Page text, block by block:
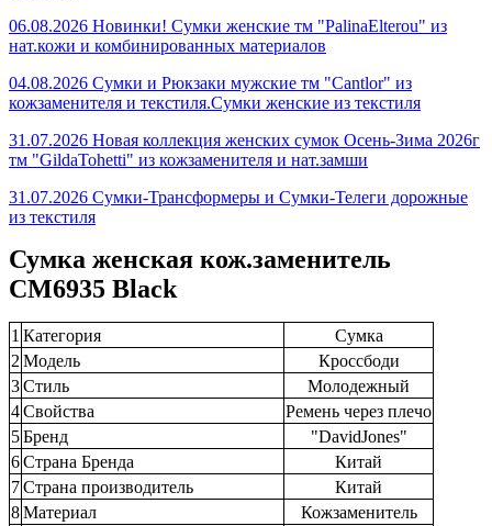
06.08.2026 Новинки! Сумки женские тм "PalinaElterou" из
нат.кожи и комбинированных материалов
04.08.2026 Сумки и Рюкзаки мужские тм "Cantlor" из
кожзаменителя и текстиля.Сумки женские из текстиля
31.07.2026 Новая коллекция женских сумок Осень-Зима 2026г
тм "GildaTohetti" из кожзаменителя и нат.замши
31.07.2026 Сумки-Трансформеры и Сумки-Телеги дорожные
из текстиля
Сумка женская кож.заменитель
CM6935 Black
1 Категория
Сумка
2 Модель
Кроссбоди
3Стиль
Молодежный
4Свойства
Ремень через плечо
5Бренд
"DavidJones"
6Страна Бренда
Китай
7Страна производитель
Китай
8Материал
Кожзаменитель